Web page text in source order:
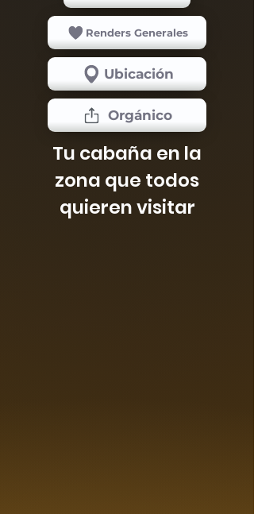
Renders Generales
Ubicación
Orgánico
Tu cabaña en la
zona que todos
quieren visitar